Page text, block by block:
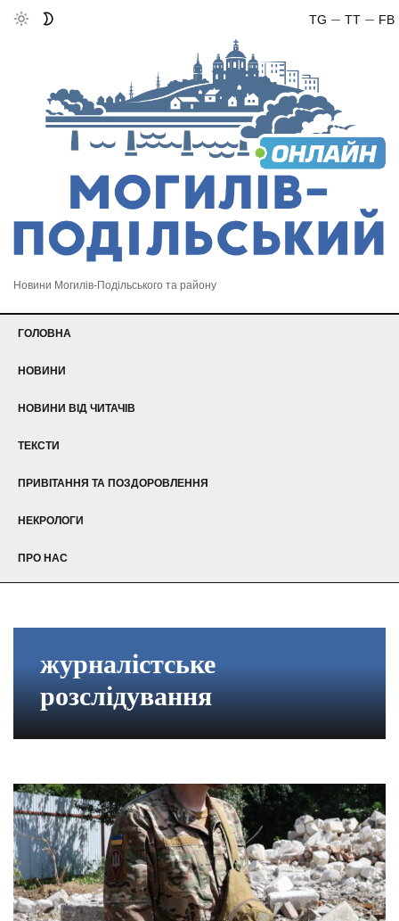
FB
TT
TG
Новини Могилів-Подільського та району
ГОЛОВНА
НОВИНИ
НОВИНИ ВІД ЧИТАЧІВ
ТЕКСТИ
ПРИВІТАННЯ ТА ПОЗДОРОВЛЕННЯ
НЕКРОЛОГИ
ПРО НАС
журналістське
розслідування